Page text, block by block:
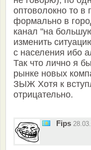
оптоволокно то
формально в
канал "на
изменить
с населения ибо
Так что лично я
рынке новых
ЗЫЖ Хотя к
отрицательно.
Fips